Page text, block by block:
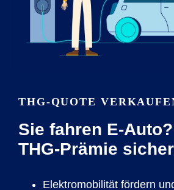
THG-QUOTE
Sie fahren E-
THG-Prämie
Elektromobilität fördern